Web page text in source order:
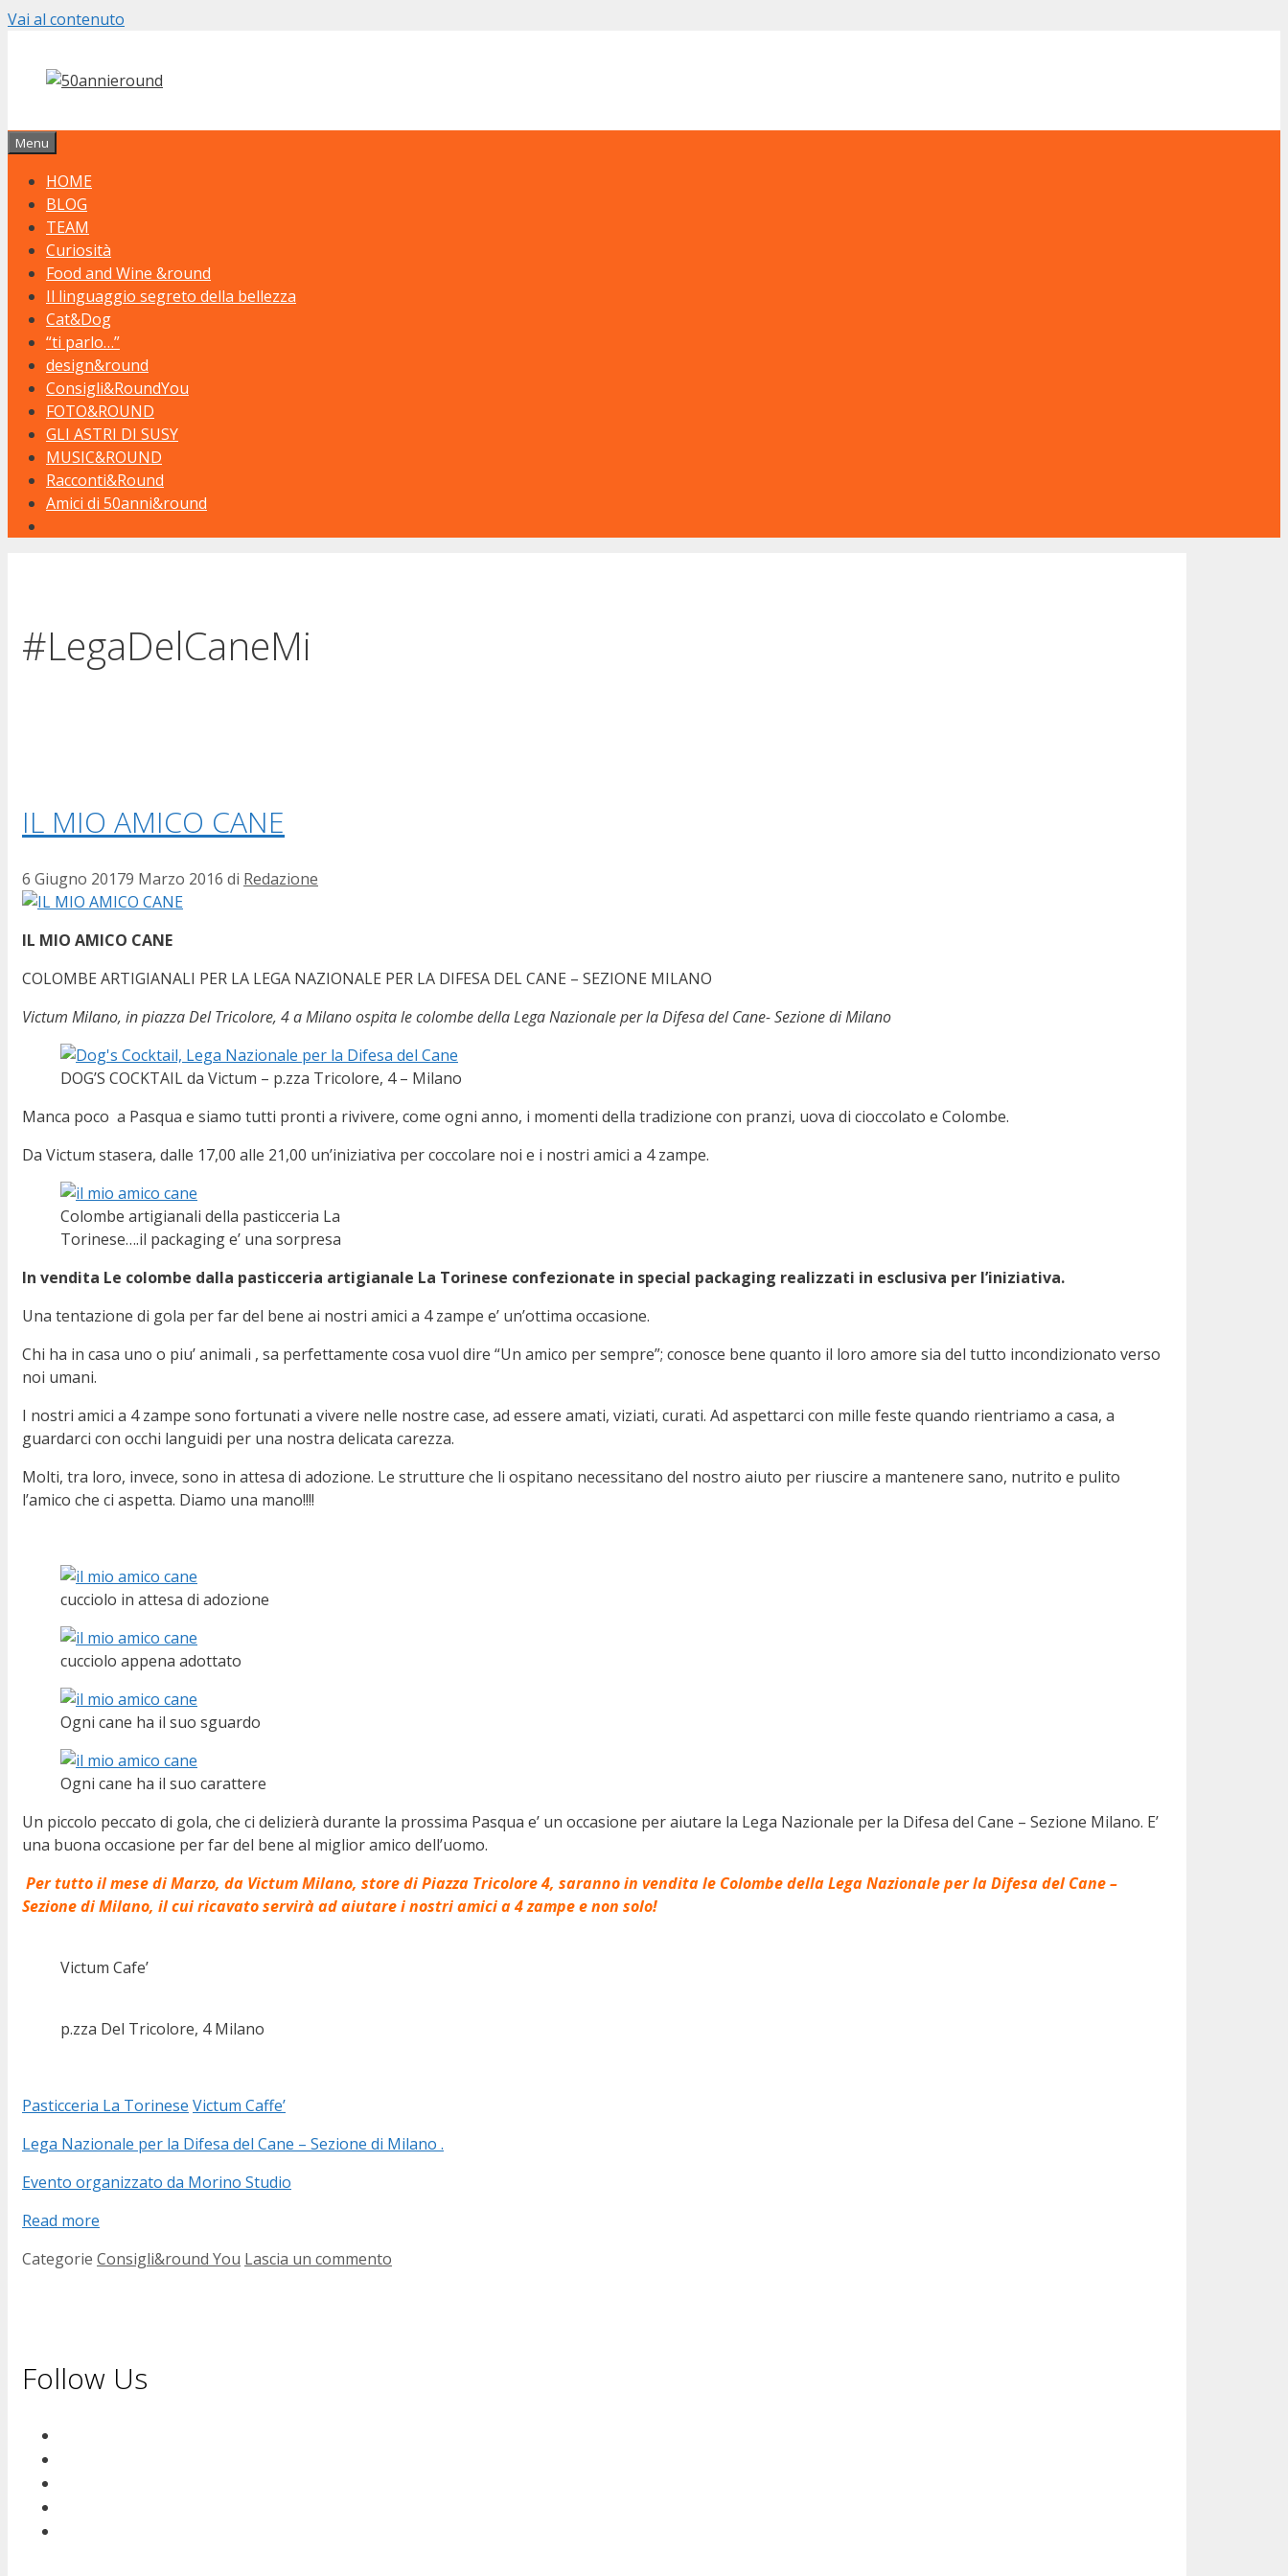
Vai al contenuto
Menu
HOME
BLOG
TEAM
Curiosità
Food and Wine &round
Il linguaggio segreto della bellezza
Cat&Dog
“ti parlo…”
design&round
Consigli&RoundYou
FOTO&ROUND
GLI ASTRI DI SUSY
MUSIC&ROUND
Racconti&Round
Amici di 50anni&round
#LegaDelCaneMi
IL MIO AMICO CANE
6 Giugno 20179 Marzo 2016 di Redazione
IL MIO AMICO CANE
COLOMBE ARTIGIANALI PER LA LEGA NAZIONALE PER LA DIFESA DEL CANE – SEZIONE MILANO
Victum Milano, in piazza Del Tricolore, 4 a Milano ospita le colombe della Lega Nazionale per la Difesa del Cane- Sezione di Milano
DOG’S COCKTAIL da Victum – p.zza Tricolore, 4 – Milano
Manca poco a Pasqua e siamo tutti pronti a rivivere, come ogni anno, i momenti della tradizione con pranzi, uova di cioccolato e Colombe.
Da Victum stasera, dalle 17,00 alle 21,00 un’iniziativa per coccolare noi e i nostri amici a 4 zampe.
Colombe artigianali della pasticceria La
Torinese….il packaging e’ una sorpresa
In vendita Le colombe dalla pasticceria artigianale La Torinese confezionate in special packaging realizzati in esclusiva per l’iniziativa.
Una tentazione di gola per far del bene ai nostri amici a 4 zampe e’ un’ottima occasione.
Chi ha in casa uno o piu’ animali , sa perfettamente cosa vuol dire “Un amico per sempre”; conosce bene quanto il loro amore sia del tutto incondizionato verso
noi umani.
I nostri amici a 4 zampe sono fortunati a vivere nelle nostre case, ad essere amati, viziati, curati. Ad aspettarci con mille feste quando rientriamo a casa, a
guardarci con occhi languidi per una nostra delicata carezza.
Molti, tra loro, invece, sono in attesa di adozione. Le strutture che li ospitano necessitano del nostro aiuto per riuscire a mantenere sano, nutrito e pulito
l’amico che ci aspetta. Diamo una mano!!!!
cucciolo in attesa di adozione
cucciolo appena adottato
Ogni cane ha il suo sguardo
Ogni cane ha il suo carattere
Un piccolo peccato di gola, che ci delizierà durante la prossima Pasqua e’ un occasione per aiutare la Lega Nazionale per la Difesa del Cane – Sezione Milano. E’
una buona occasione per far del bene al miglior amico dell’uomo.
Per tutto il mese di Marzo, da Victum Milano, store di Piazza Tricolore 4, saranno in vendita le Colombe della Lega Nazionale per la Difesa del Cane –
Sezione di Milano, il cui ricavato servirà ad aiutare i nostri amici a 4 zampe e non solo!
Victum Cafe’
p.zza Del Tricolore, 4 Milano
Pasticceria La Torinese Victum Caffe’
Lega Nazionale per la Difesa del Cane – Sezione di Milano .
Evento organizzato da Morino Studio
Read more
Categorie Consigli&round You Lascia un commento
Follow Us